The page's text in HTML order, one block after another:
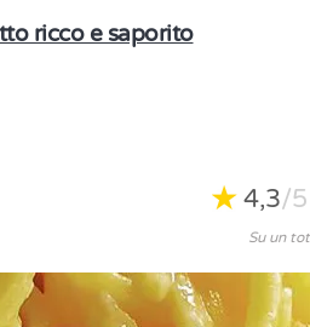
ricco e saporito
4,3/5
Su un